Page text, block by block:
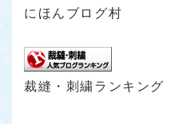
にほんブログ村
裁縫・刺繍ランキング